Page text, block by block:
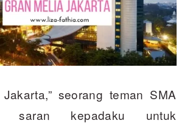
seorang teman SMA
saran kepadaku untuk